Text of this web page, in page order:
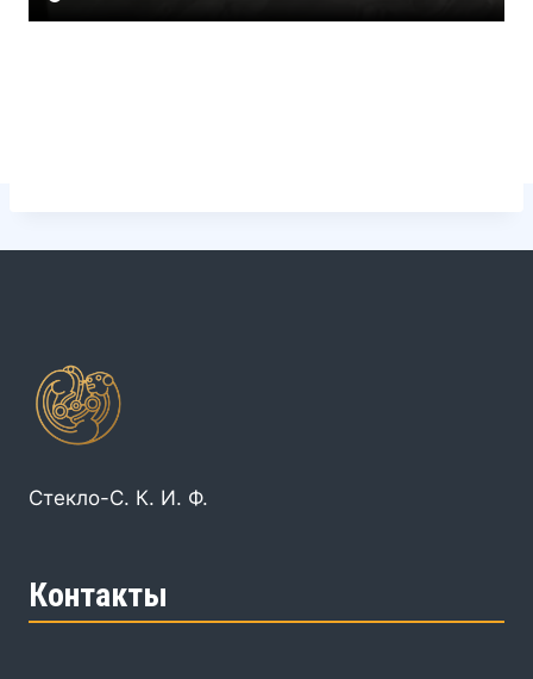
Стекло-С. К. И. Ф.
Контакты